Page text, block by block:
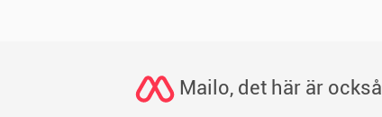
Mailo, det här är också